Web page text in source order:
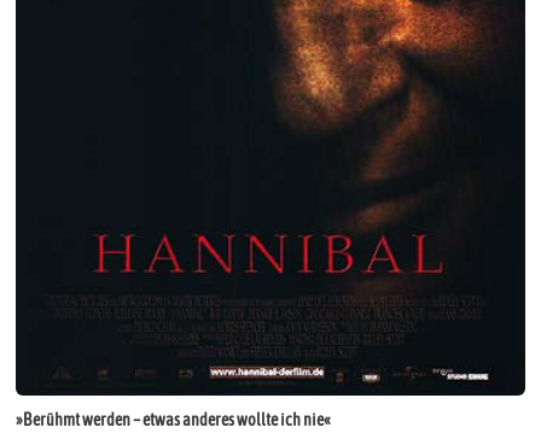
»Berühmt werden – etwas anderes wollte ich nie«